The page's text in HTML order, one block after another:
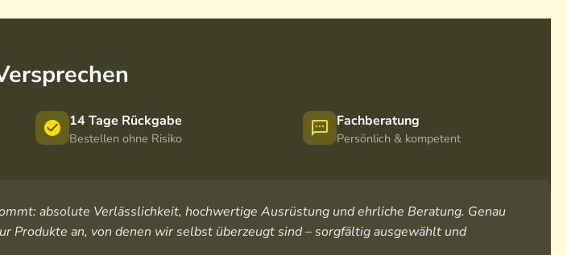
14 Tage Rückgabe
Bestellen ohne Risiko
Fachberatung
Persönlich & kompetent
absolute Verlässlichkeit, hochwertige Ausrüstung und ehrliche Beratung. Genau
Produkte an, von denen wir selbst überzeugt sind – sorgfältig ausgewählt und